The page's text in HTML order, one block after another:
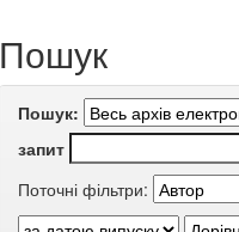
Пошук
Пошук:
запит
Поточні фільтри: